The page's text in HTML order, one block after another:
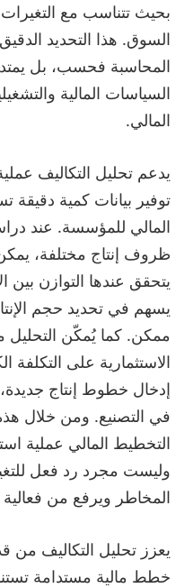
بحيث تتناسب مع
السوق. هذا التحديد
المحاسبة فحسب، بل يمتد
السياسات المالية
المالي.
يدعم تحليل التكاليف
توفير بيانات كمية دقيقة
المالي للمؤسسة. عند
ظروف إنتاج مختلفة، يمكن
يتحقق عندها التوازن بين
يسهم في تحديد حجم
ممكن. كما يُمكّن التحليل
الاستثمارية على التكلفة
إدخال خطوط إنتاج
في التصنيع. ومن خلال هذه
التخطيط المالي عملية
وليست مجرد رد فعل
المخاطر ويرفع من فعالية
يعزز تحليل التكاليف من
خطط مالية مستدامة